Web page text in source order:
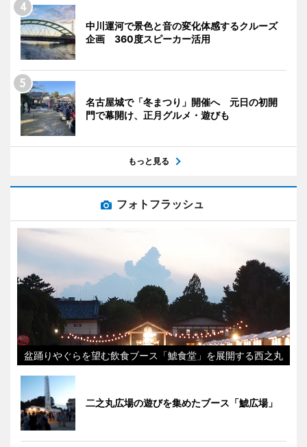
中川運河で景色と音の変化体感するクルーズ
企画 360度スピーカー活用
名古屋城で「冬まつり」開催へ 元日の初開
門で幕開け、正月グルメ・遊びも
もっと見る
フォトフラッシュ
盆踊りやぐらを望む飲食ブース「鯱食堂」を展開する西之丸
二之丸広場の遊びを集めたブース「鯱広場」